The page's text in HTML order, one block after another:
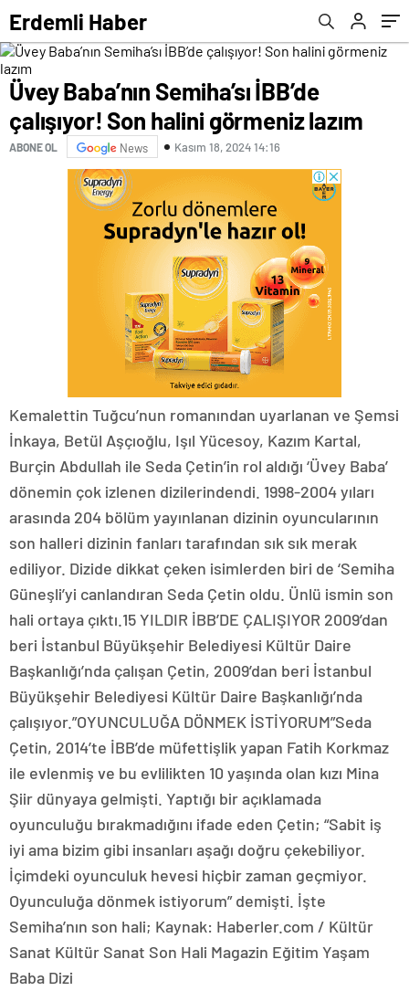
Erdemli Haber
Üvey Baba’nın Semiha’sı İBB’de
çalışıyor! Son halini görmeniz lazım
ABONE OL News Kasım 18, 2024 14:16
Kemalettin Tuğcu’nun romanından uyarlanan ve Şemsi
İnkaya, Betül Aşçıoğlu, Işıl Yücesoy, Kazım Kartal,
Burçin Abdullah ile Seda Çetin’in rol aldığı ‘Üvey Baba’
dönemin çok izlenen dizilerindendi. 1998-2004 yıları
arasında 204 bölüm yayınlanan dizinin oyuncularının
son halleri dizinin fanları tarafından sık sık merak
ediliyor. Dizide dikkat çeken isimlerden biri de ‘Semiha
Güneşli’yi canlandıran Seda Çetin oldu. Ünlü ismin son
hali ortaya çıktı.15 YILDIR İBB’DE ÇALIŞIYOR 2009’dan
beri İstanbul Büyükşehir Belediyesi Kültür Daire
Başkanlığı’nda çalışan Çetin, 2009’dan beri İstanbul
Büyükşehir Belediyesi Kültür Daire Başkanlığı’nda
çalışıyor.”OYUNCULUĞA DÖNMEK İSTİYORUM”Seda
Çetin, 2014’te İBB’de müfettişlik yapan Fatih Korkmaz
ile evlenmiş ve bu evlilikten 10 yaşında olan kızı Mina
Şiir dünyaya gelmişti. Yaptığı bir açıklamada
oyunculuğu bırakmadığını ifade eden Çetin; “Sabit iş
iyi ama bizim gibi insanları aşağı doğru çekebiliyor.
İçimdeki oyunculuk hevesi hiçbir zaman geçmiyor.
Oyunculuğa dönmek istiyorum” demişti. İşte
Semiha’nın son hali; Kaynak: Haberler.com / Kültür
Sanat Kültür Sanat Son Hali Magazin Eğitim Yaşam
Baba Dizi